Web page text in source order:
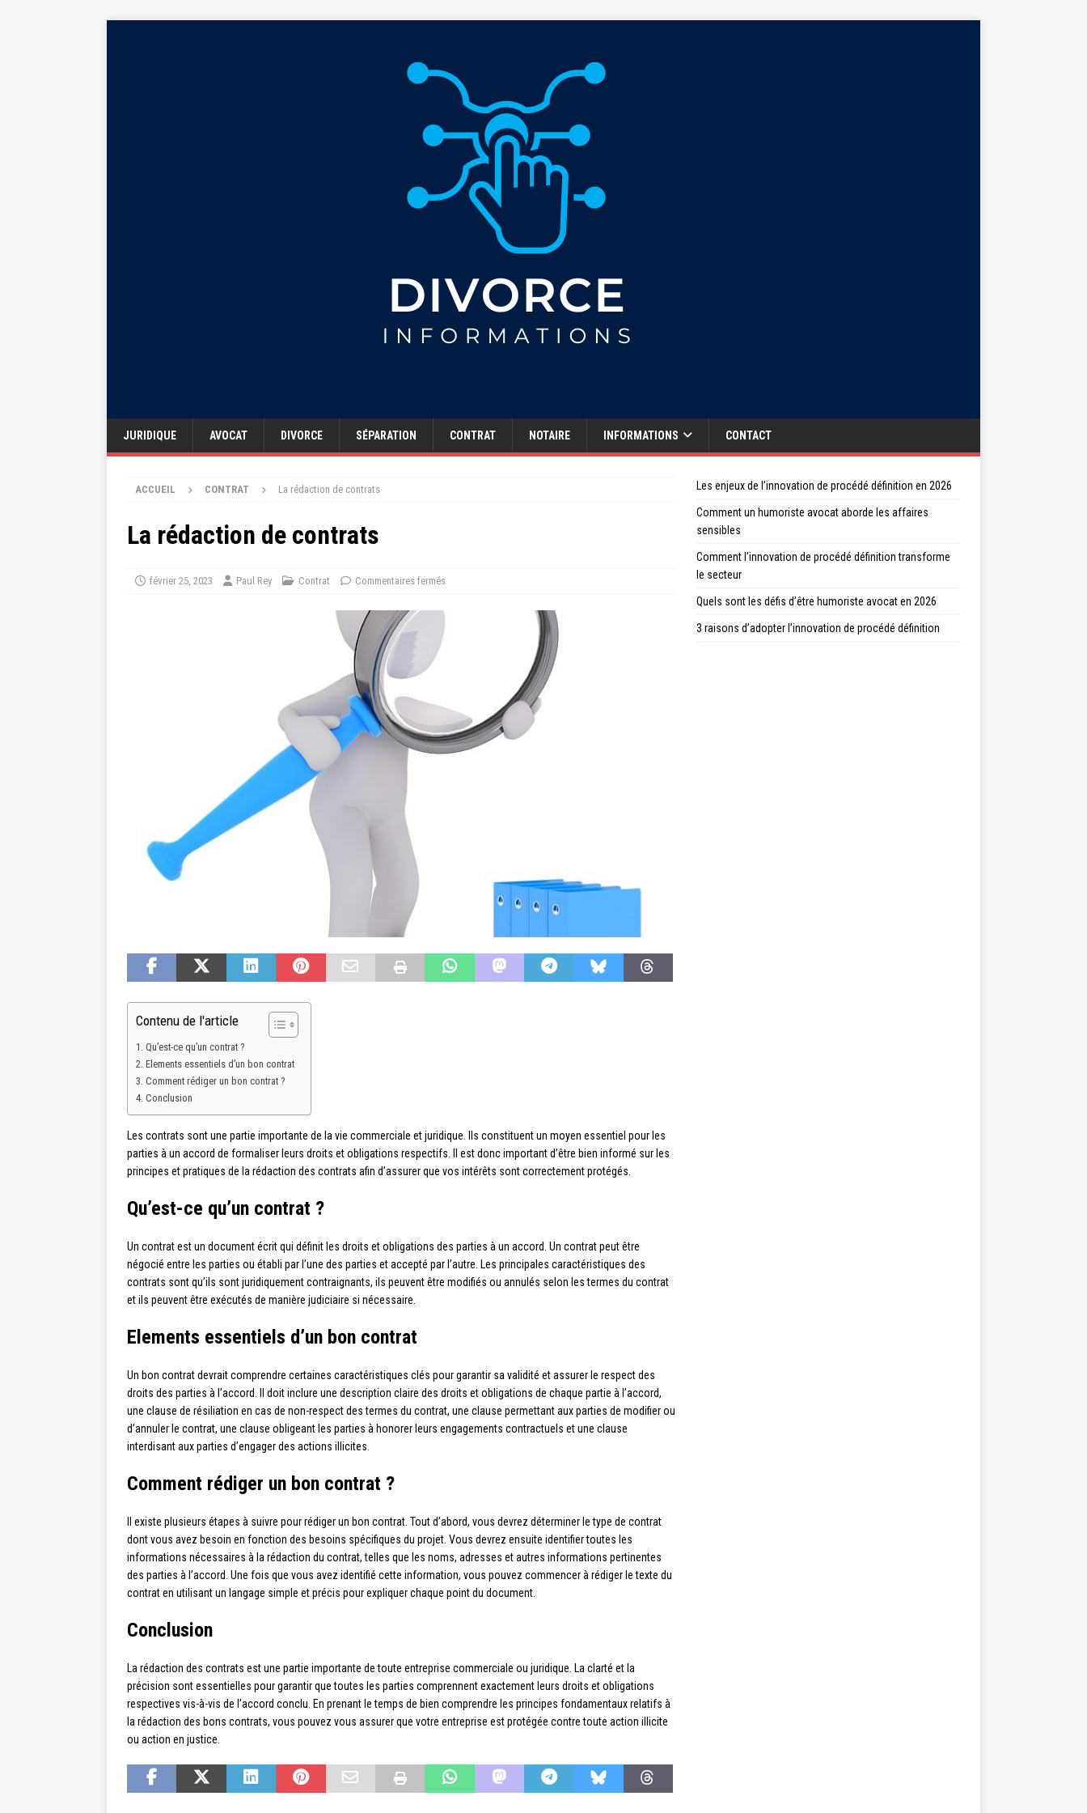
JURIDIQUE AVOCAT DIVORCE SÉPARATION CONTRAT NOTAIRE INFORMATIONS CONTACT
ACCUEIL CONTRAT La rédaction de contrats
La rédaction de contrats
février 25, 2023 Paul Rey Contrat Commentaires fermés
Contenu de l'article
Qu’est-ce qu’un contrat ?
Elements essentiels d’un bon contrat
Comment rédiger un bon contrat ?
Conclusion
Les contrats sont une partie importante de la vie commerciale et juridique. Ils constituent un moyen essentiel pour les
parties à un accord de formaliser leurs droits et obligations respectifs. Il est donc important d’être bien informé sur les
principes et pratiques de la rédaction des contrats afin d’assurer que vos intérêts sont correctement protégés.
Qu’est-ce qu’un contrat ?
Un contrat est un document écrit qui définit les droits et obligations des parties à un accord. Un contrat peut être
négocié entre les parties ou établi par l’une des parties et accepté par l’autre. Les principales caractéristiques des
contrats sont qu’ils sont juridiquement contraignants, ils peuvent être modifiés ou annulés selon les termes du contrat
et ils peuvent être exécutés de manière judiciaire si nécessaire.
Elements essentiels d’un bon contrat
Un bon contrat devrait comprendre certaines caractéristiques clés pour garantir sa validité et assurer le respect des
droits des parties à l’accord. Il doit inclure une description claire des droits et obligations de chaque partie à l’accord,
une clause de résiliation en cas de non-respect des termes du contrat, une clause permettant aux parties de modifier ou
d’annuler le contrat, une clause obligeant les parties à honorer leurs engagements contractuels et une clause
interdisant aux parties d’engager des actions illicites.
Comment rédiger un bon contrat ?
Il existe plusieurs étapes à suivre pour rédiger un bon contrat. Tout d’abord, vous devrez déterminer le type de contrat
dont vous avez besoin en fonction des besoins spécifiques du projet. Vous devrez ensuite identifier toutes les
informations nécessaires à la rédaction du contrat, telles que les noms, adresses et autres informations pertinentes
des parties à l’accord. Une fois que vous avez identifié cette information, vous pouvez commencer à rédiger le texte du
contrat en utilisant un langage simple et précis pour expliquer chaque point du document.
Conclusion
La rédaction des contrats est une partie importante de toute entreprise commerciale ou juridique. La clarté et la
précision sont essentielles pour garantir que toutes les parties comprennent exactement leurs droits et obligations
respectives vis-à-vis de l’accord conclu. En prenant le temps de bien comprendre les principes fondamentaux relatifs à
la rédaction des bons contrats, vous pouvez vous assurer que votre entreprise est protégée contre toute action illicite
ou action en justice.
Les enjeux de l’innovation de procédé définition en 2026
Comment un humoriste avocat aborde les affaires
sensibles
Comment l’innovation de procédé définition transforme
le secteur
Quels sont les défis d’être humoriste avocat en 2026
3 raisons d’adopter l’innovation de procédé définition